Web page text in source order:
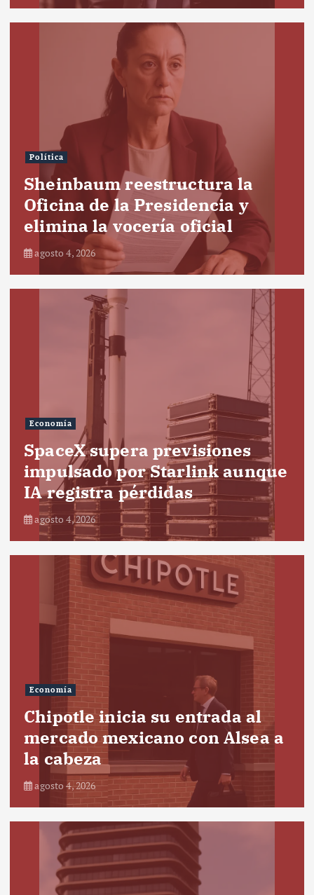
Política
Sheinbaum reestructura la
Oficina de la Presidencia y
elimina la vocería oficial
agosto 4, 2026
Economía
SpaceX supera previsiones
impulsado por Starlink aunque
IA registra pérdidas
agosto 4, 2026
Economía
Chipotle inicia su entrada al
mercado mexicano con Alsea a
la cabeza
agosto 4, 2026